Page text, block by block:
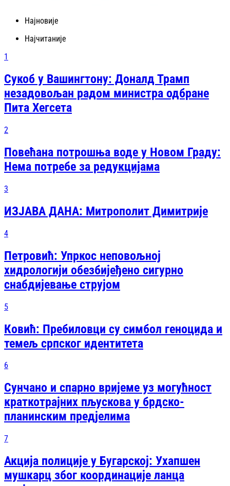
Најновије
Најчитаније
1
Сукоб у Вашингтону: Доналд Трамп
незадовољан радом министра одбране
Пита Хегсета
2
Повећана потрошња воде у Новом Граду:
Нема потребе за редукцијама
3
ИЗЈАВА ДАНА: Митрополит Димитрије
4
Петровић: Упркос неповољној
хидрологији обезбијеђено сигурно
снабдијевање струјом
5
Ковић: Пребиловци су симбол геноцида и
темељ српског идентитета
6
Сунчано и спарно вријеме уз могућност
краткотрајних пљускова у брдско-
планинским предјелима
7
Акција полиције у Бугарској: Ухапшен
мушкарц због координације ланца